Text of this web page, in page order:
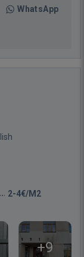
WhatsApp
2-4€/M2
+9